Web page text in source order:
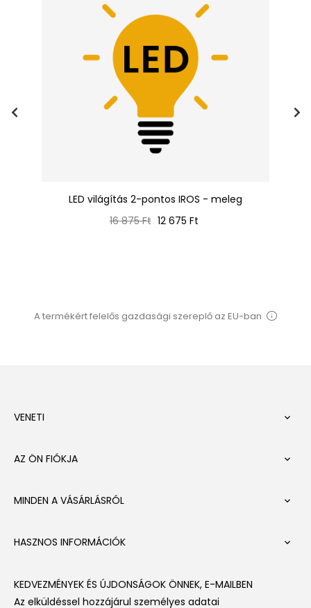
LED világítás 2-pontos IROS - meleg
Normál
16 875 Ft Ár
12 675 Ft
A termékért felelős gazdasági szereplő az EU-ban
VENETI 
AZ ÖN FIÓKJA 
MINDEN A VÁSÁRLÁSRÓL 
HASZNOS INFORMÁCIÓK 
KEDVEZMÉNYEK ÉS ÚJDONSÁGOK ÖNNEK, E-MAILBEN
Az elküldéssel hozzájárul személyes adatai